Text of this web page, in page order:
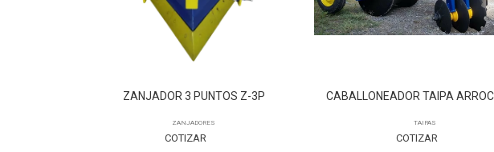
ZANJADOR 3 PUNTOS Z-3P
ZANJADORES
COTIZAR
CABALLONEADOR TAIPA
TAIPAS